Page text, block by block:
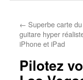
← Superbe carte
guitare hyper
iPhone et iPad
Pilotez